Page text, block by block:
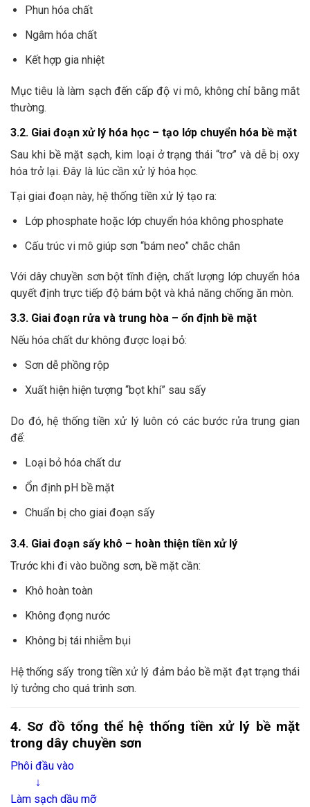
Phun hóa chất
Ngâm hóa chất
Kết hợp gia nhiệt
Mục tiêu là làm sạch đến cấp độ vi mô, không chỉ bằng mắt
thường.
3.2. Giai đoạn xử lý hóa học – tạo lớp chuyển hóa bề mặt
Sau khi bề mặt sạch, kim loại ở trạng thái “trơ” và dễ bị oxy
hóa trở lại. Đây là lúc cần xử lý hóa học.
Tại giai đoạn này, hệ thống tiền xử lý tạo ra:
Lớp phosphate hoặc lớp chuyển hóa không phosphate
Cấu trúc vi mô giúp sơn “bám neo” chắc chắn
Với dây chuyền sơn bột tĩnh điện, chất lượng lớp chuyển hóa
quyết định trực tiếp độ bám bột và khả năng chống ăn mòn.
3.3. Giai đoạn rửa và trung hòa – ổn định bề mặt
Nếu hóa chất dư không được loại bỏ:
Sơn dễ phồng rộp
Xuất hiện hiện tượng “bọt khí” sau sấy
Do đó, hệ thống tiền xử lý luôn có các bước rửa trung gian
để:
Loại bỏ hóa chất dư
Ổn định pH bề mặt
Chuẩn bị cho giai đoạn sấy
3.4. Giai đoạn sấy khô – hoàn thiện tiền xử lý
Trước khi đi vào buồng sơn, bề mặt cần:
Khô hoàn toàn
Không đọng nước
Không bị tái nhiễm bụi
Hệ thống sấy trong tiền xử lý đảm bảo bề mặt đạt trạng thái
lý tưởng cho quá trình sơn.
4. Sơ đồ tổng thể hệ thống tiền xử lý bề mặt
trong dây chuyền sơn
Phôi đầu vào
↓
Làm sạch dầu mỡ